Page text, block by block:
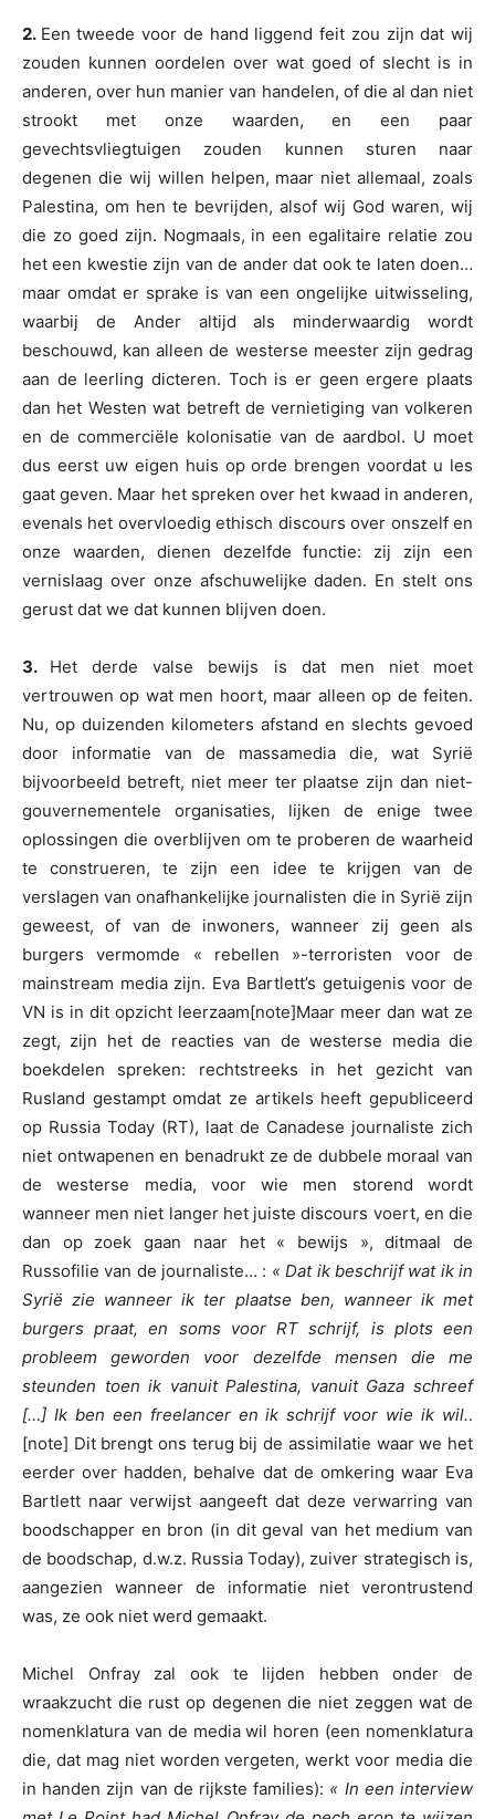
2. Een tweede voor de hand liggend feit zou zijn dat wij
zouden kunnen oordelen over wat goed of slecht is in
anderen, over hun manier van handelen, of die al dan niet
strookt met onze waarden, en een paar
gevechtsvliegtuigen zouden kunnen sturen naar
degenen die wij willen helpen, maar niet allemaal, zoals
Palestina, om hen te bevrijden, alsof wij God waren, wij
die zo goed zijn. Nogmaals, in een egalitaire relatie zou
het een kwestie zijn van de ander dat ook te laten doen…
maar omdat er sprake is van een ongelijke uitwisseling,
waarbij de Ander altijd als minderwaardig wordt
beschouwd, kan alleen de westerse meester zijn gedrag
aan de leerling dicteren. Toch is er geen ergere plaats
dan het Westen wat betreft de vernietiging van volkeren
en de commerciële kolonisatie van de aardbol. U moet
dus eerst uw eigen huis op orde brengen voordat u les
gaat geven. Maar het spreken over het kwaad in anderen,
evenals het overvloedig ethisch discours over onszelf en
onze waarden, dienen dezelfde functie: zij zijn een
vernislaag over onze afschuwelijke daden. En stelt ons
gerust dat we dat kunnen blijven doen.
3. Het derde valse bewijs is dat men niet moet
vertrouwen op wat men hoort, maar alleen op de feiten.
Nu, op duizenden kilometers afstand en slechts gevoed
door informatie van de massamedia die, wat Syrië
bijvoorbeeld betreft, niet meer ter plaatse zijn dan niet-
gouvernementele organisaties, lijken de enige twee
oplossingen die overblijven om te proberen de waarheid
te construeren, te zijn een idee te krijgen van de
verslagen van onafhankelijke journalisten die in Syrië zijn
geweest, of van de inwoners, wanneer zij geen als
burgers vermomde « rebellen »-terroristen voor de
mainstream media zijn. Eva Bartlett’s getuigenis voor de
VN is in dit opzicht leerzaam[note]Maar meer dan wat ze
zegt, zijn het de reacties van de westerse media die
boekdelen spreken: rechtstreeks in het gezicht van
Rusland gestampt omdat ze artikels heeft gepubliceerd
op Russia Today (RT), laat de Canadese journaliste zich
niet ontwapenen en benadrukt ze de dubbele moraal van
de westerse media, voor wie men storend wordt
wanneer men niet langer het juiste discours voert, en die
dan op zoek gaan naar het « bewijs », ditmaal de
Russofilie van de journaliste… : « Dat ik beschrijf wat ik in
Syrië zie wanneer ik ter plaatse ben, wanneer ik met
burgers praat, en soms voor RT schrijf, is plots een
probleem geworden voor dezelfde mensen die me
steunden toen ik vanuit Palestina, vanuit Gaza schreef
[…] Ik ben een freelancer en ik schrijf voor wie ik wil..
[note] Dit brengt ons terug bij de assimilatie waar we het
eerder over hadden, behalve dat de omkering waar Eva
Bartlett naar verwijst aangeeft dat deze verwarring van
boodschapper en bron (in dit geval van het medium van
de boodschap, d.w.z. Russia Today), zuiver strategisch is,
aangezien wanneer de informatie niet verontrustend
was, ze ook niet werd gemaakt.
Michel Onfray zal ook te lijden hebben onder de
wraakzucht die rust op degenen die niet zeggen wat de
nomenklatura van de media wil horen (een nomenklatura
die, dat mag niet worden vergeten, werkt voor media die
in handen zijn van de rijkste families): « In een interview